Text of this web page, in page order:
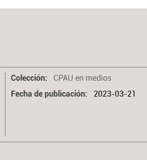
Colección CPAU en medios
Fecha de publicación 2023-03-21